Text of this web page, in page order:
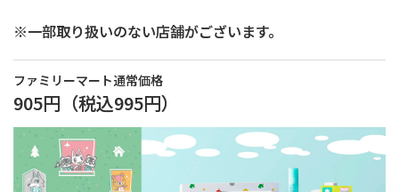
※一部取り扱いのない店舗がございます。
ファミリーマート通常価格
905円 （税込995円）